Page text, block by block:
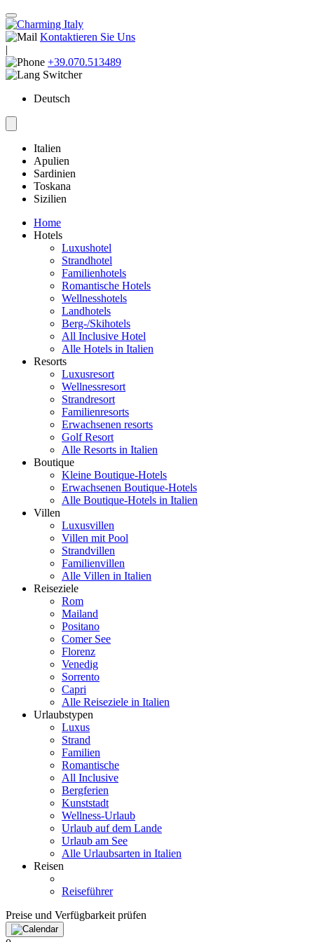
Kontaktieren Sie Uns
|
+39.070.513489
Deutsch
Italien
Apulien
Sardinien
Toskana
Sizilien
Home
Hotels
Luxushotel
Strandhotel
Familienhotels
Romantische Hotels
Wellnesshotels
Landhotels
Berg-/Skihotels
All Inclusive Hotel
Alle Hotels in Italien
Resorts
Luxusresort
Wellnessresort
Strandresort
Familienresorts
Erwachsenen resorts
Golf Resort
Alle Resorts in Italien
Boutique
Kleine Boutique-Hotels
Erwachsenen Boutique-Hotels
Alle Boutique-Hotels in Italien
Villen
Luxusvillen
Villen mit Pool
Strandvillen
Familienvillen
Alle Villen in Italien
Reiseziele
Rom
Mailand
Positano
Comer See
Florenz
Venedig
Sorrento
Capri
Alle Reiseziele in Italien
Urlaubstypen
Luxus
Strand
Familien
Romantische
All Inclusive
Bergferien
Kunststadt
Wellness-Urlaub
Urlaub auf dem Lande
Urlaub am See
Alle Urlaubsarten in Italien
Reisen
Reiseführer
Preise und Verfügbarkeit prüfen